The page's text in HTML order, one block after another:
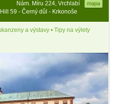
Nám. Míru 224, Vrchlabí mapa
59 - Černý důl - Krkonoše
a výstavy • Tipy na výlety